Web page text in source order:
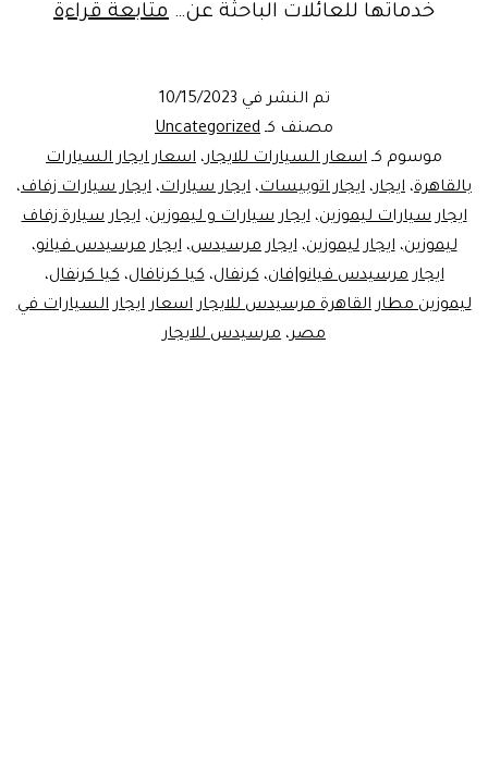
خدماتها للعائلات الباحثة عن… متابعة قراءة
كيا
اعلى
فئة
تم النشر في 10/15/2023
مصنف كـ Uncategorized
موسوم كـ اسعار السيارات للايجار، اسعار ايجار السيارات
بالقاهرة، ايجار، ايجار اتوبيسات، ايجار سيارات، ايجار سيارات زفاف،
ايجار سيارات ليموزين،ايجار سيارات و ليموزين،ايجار سيارة زفاف
ليموزين،ايجار ليموزين،ايجار مرسيدس،ايجار مرسيدس فيانو،
ايجار مرسيدس فيانو|فان،كرنفال،كيا كرنافال،كيا كرنفال،
ليموزين مطار القاهرة مرسيدس للايجار اسعار ايجار السيارات في
مصر، مرسيدس للايجار